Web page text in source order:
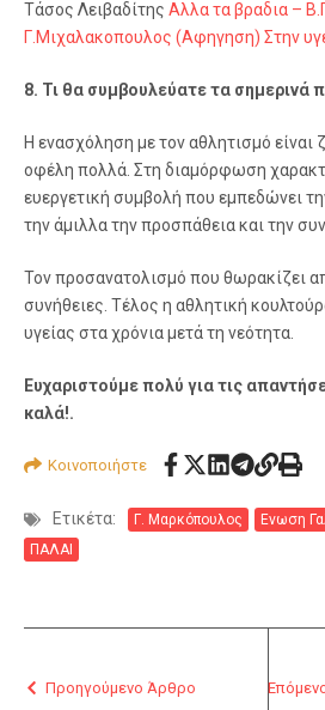
Τάσος Λειβαδίτης Αλλα τα βραδια –
Γ.Μιχαλακοπουλος (Αφηγηση) Στην
8. Τι θα συμβουλεύατε τα σημερινά
Η ενασχόληση με τον αθλητισμό είναι
οφέλη πολλά. Στη διαμόρφωση
ευεργετική συμβολή που εμπεδώνει
την άμιλλα την προσπάθεια και την
Τον προσανατολισμό που θωρακίζει
συνήθειες. Τέλος η αθλητική
υγείας στα χρόνια μετά τη νεότητα.
Ευχαριστούμε πολύ για τις
καλά!.
Κοινοποιήστε
Ετικέτα: Γ. Μαρκόπουλος Ενωση
ΠΑΛΑΙ
Προηγούμενο Άρθρο